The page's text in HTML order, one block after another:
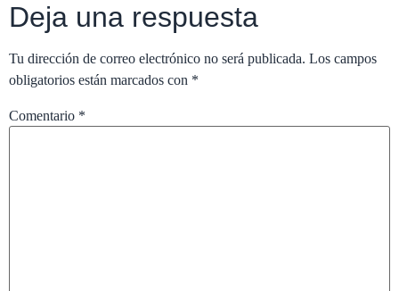
Deja una respuesta
Tu dirección de correo electrónico no será publicada. Los campos
obligatorios están marcados con *
Comentario *